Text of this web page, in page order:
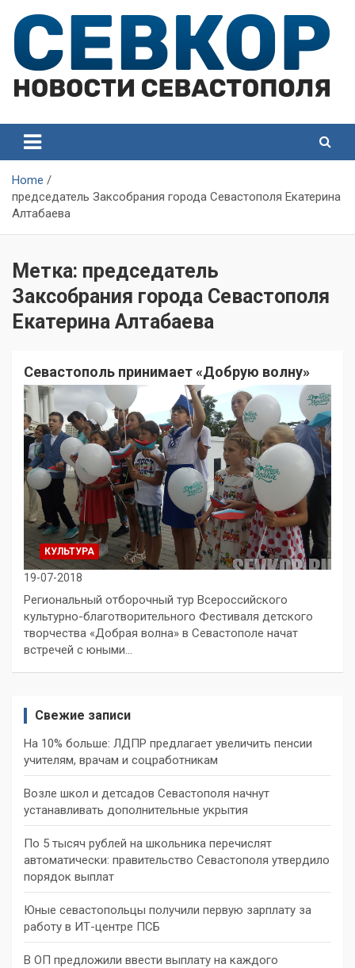
content
Севастополя
Севастополя
Home
председатель Заксобрания города Севастополя Екатерина
Алтабаева
Метка: председатель
Заксобрания города Севастополя
Екатерина Алтабаева
Севастополь принимает «Добрую волну»
КУЛЬТУРА
19-07-2018
Региональный отборочный тур Всероссийского
культурно-благотворительного Фестиваля детского
творчества «Добрая волна» в Севастополе начат
встречей с юными…
Свежие записи
На 10% больше: ЛДПР предлагает увеличить пенсии
учителям, врачам и соцработникам
Возле школ и детсадов Севастополя начнут
устанавливать дополнительные укрытия
По 5 тысяч рублей на школьника перечислят
автоматически: правительство Севастополя утвердило
порядок выплат
Юные севастопольцы получили первую зарплату за
работу в ИТ-центре ПСБ
В ОП предложили ввести выплату на каждого